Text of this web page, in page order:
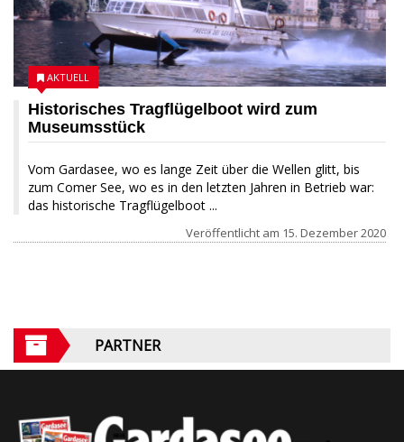
Historisches Tragflügelboot wird zum
Museumsstück
Vom Gardasee, wo es lange Zeit über die Wellen glitt, bis
zum Comer See, wo es in den letzten Jahren in Betrieb war:
das historische Tragflügelboot ...
AKTUELL
Veröffentlicht am 15. Dezember 2020
PARTNER